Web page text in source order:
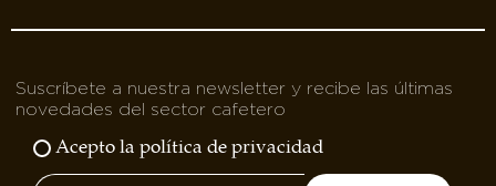
Suscríbete a nuestra newsletter y recibe las últimas
novedades del sector cafetero
Acepto la política de privacidad